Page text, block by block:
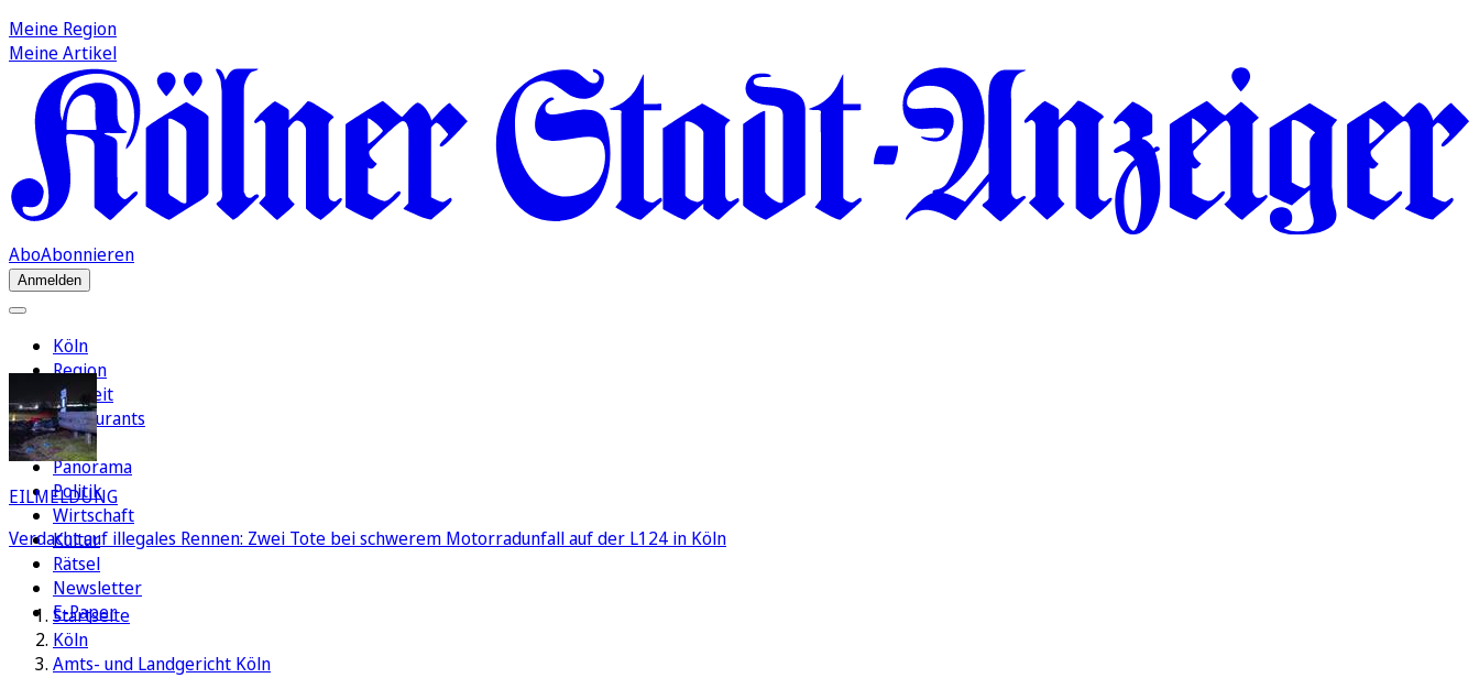
Meine Region
Meine Artikel
AboAbonnieren
Anmelden
Köln
Region
Freizeit
Restaurants
FC
Panorama
Politik
Wirtschaft
Kultur
Rätsel
Newsletter
E-Paper
EILMELDUNG
Verdacht auf illegales Rennen: Zwei Tote bei schwerem Motorradunfall auf der L124 in Köln
Startseite
Köln
Amts- und Landgericht Köln